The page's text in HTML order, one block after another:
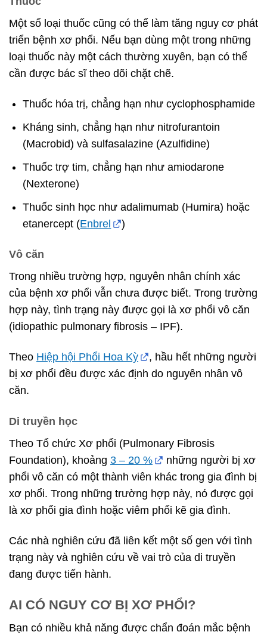
Một số loại thuốc cũng có thể làm tăng nguy cơ phát
triển bệnh xơ phổi. Nếu bạn dùng một trong những
loại thuốc này một cách thường xuyên, bạn có thể
cần được bác sĩ theo dõi chặt chẽ.
Thuốc hóa trị, chẳng hạn như cyclophosphamide
Kháng sinh, chẳng hạn như nitrofurantoin
(Macrobid) và sulfasalazine (Azulfidine)
Thuốc trợ tim, chẳng hạn như amiodarone
(Nexterone)
Thuốc sinh học như adalimumab (Humira) hoặc
etanercept (Enbrel )
Vô căn
Trong nhiều trường hợp, nguyên nhân chính xác
của bệnh xơ phổi vẫn chưa được biết. Trong trường
hợp này, tình trạng này được gọi là xơ phổi vô căn
(idiopathic pulmonary fibrosis – IPF).
Theo Hiệp hội Phổi Hoa Kỳ
, hầu hết những người
bị xơ phổi đều được xác định do nguyên nhân vô
căn.
Di truyền học
Theo Tổ chức Xơ phổi (Pulmonary Fibrosis
Foundation), khoảng 3 – 20 %
những người bị xơ
phổi vô căn có một thành viên khác trong gia đình bị
xơ phổi. Trong những trường hợp này, nó được gọi
là xơ phổi gia đình hoặc viêm phổi kẽ gia đình.
Các nhà nghiên cứu đã liên kết một số gen với tình
trạng này và nghiên cứu về vai trò của di truyền
đang được tiến hành.
AI CÓ NGUY CƠ BỊ XƠ PHỔI?
Bạn có nhiều khả năng được chẩn đoán mắc bệnh